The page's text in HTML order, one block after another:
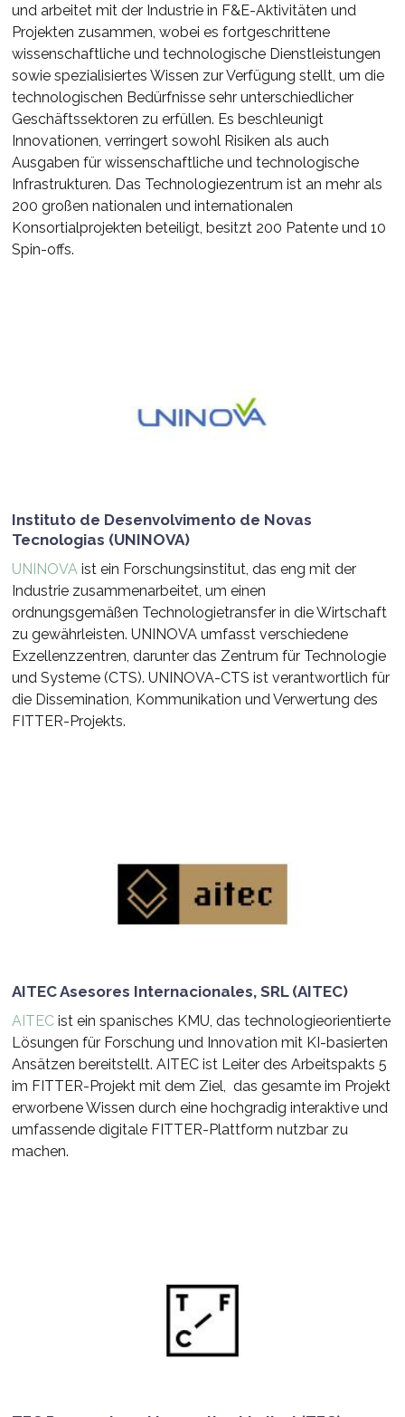
und arbeitet mit der Industrie in F&E-Aktivitäten und
Projekten zusammen, wobei es fortgeschrittene
wissenschaftliche und technologische Dienstleistungen
sowie spezialisiertes Wissen zur Verfügung stellt, um die
technologischen Bedürfnisse sehr unterschiedlicher
Geschäftssektoren zu erfüllen. Es beschleunigt
Innovationen, verringert sowohl Risiken als auch
Ausgaben für wissenschaftliche und technologische
Infrastrukturen. Das Technologiezentrum ist an mehr als
200 großen nationalen und internationalen
Konsortialprojekten beteiligt, besitzt 200 Patente und 10
Spin-offs.
Instituto de Desenvolvimento de Novas
Tecnologias (UNINOVA)
UNINOVA ist ein Forschungsinstitut, das eng mit der
Industrie zusammenarbeitet, um einen
ordnungsgemäßen Technologietransfer in die Wirtschaft
zu gewährleisten. UNINOVA umfasst verschiedene
Exzellenzzentren, darunter das Zentrum für Technologie
und Systeme (CTS). UNINOVA-CTS ist verantwortlich für
die Dissemination, Kommunikation und Verwertung des
FITTER-Projekts.
AITEC Asesores Internacionales, SRL (AITEC)
AITEC ist ein spanisches KMU, das technologieorientierte
Lösungen für Forschung und Innovation mit KI-basierten
Ansätzen bereitstellt. AITEC ist Leiter des Arbeitspakts 5
im FITTER-Projekt mit dem Ziel, das gesamte im Projekt
erworbene Wissen durch eine hochgradig interaktive und
umfassende digitale FITTER-Plattform nutzbar zu
machen.